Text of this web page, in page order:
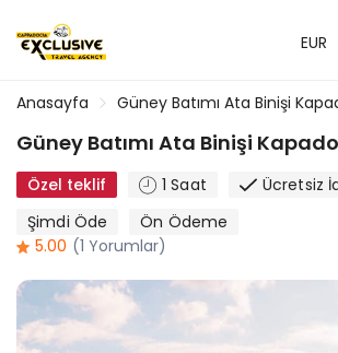
EUR
Anasayfa Güney Batımı Ata Binişi
Güney Batımı Ata Binişi
Özel teklif 1 Saat
Ücretsiz
Şimdi Öde
Ön Ödeme
5.00 (1 Yorumlar)